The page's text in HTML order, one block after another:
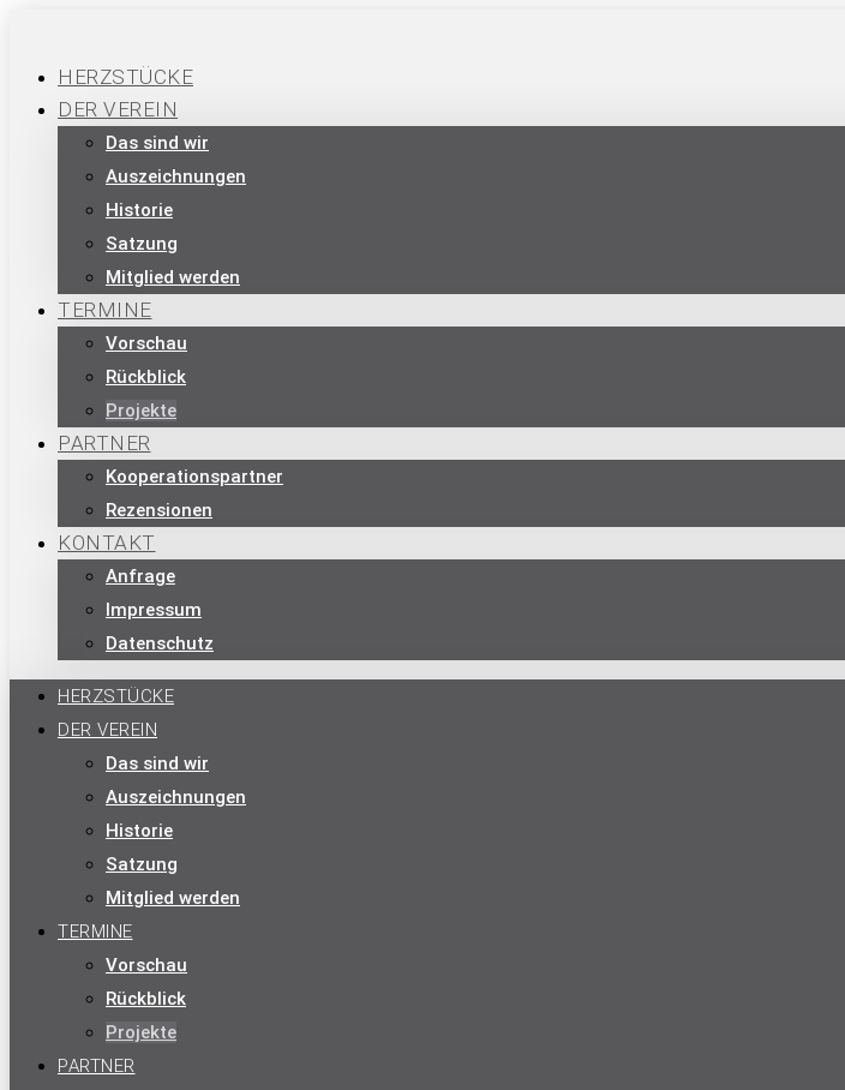
HERZSTÜCKE
DER VEREIN
Das sind wir
Auszeichnungen
Historie
Satzung
Mitglied werden
TERMINE
Vorschau
Rückblick
Projekte
PARTNER
Kooperationspartner
Rezensionen
KONTAKT
Anfrage
Impressum
Datenschutz
HERZSTÜCKE
DER VEREIN
Das sind wir
Auszeichnungen
Historie
Satzung
Mitglied werden
TERMINE
Vorschau
Rückblick
Projekte
PARTNER